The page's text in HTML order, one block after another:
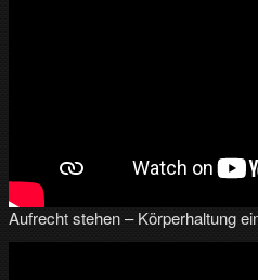
Aufrecht stehen – Körperhaltung